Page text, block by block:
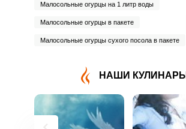
Малосольные огурцы на 1 литр воды
Малосольные огурцы в пакете
Малосольные огурцы сухого посола в пакете
НАШИ КУЛИНАРЫ